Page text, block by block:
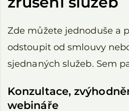
Zde můžete jednoduše a
odstoupit od smlouvy
sjednaných služeb. Sem
Konzultace,
webináře